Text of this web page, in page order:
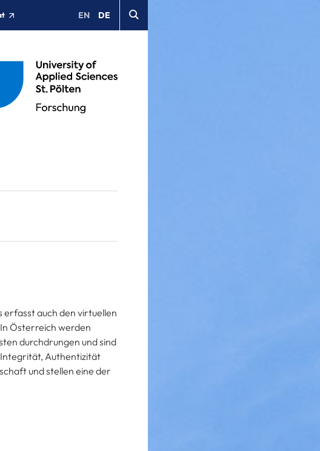
EN DE
erfasst auch den virtuellen
Österreich werden
durchdrungen und sind
Authentizität
und stellen eine der